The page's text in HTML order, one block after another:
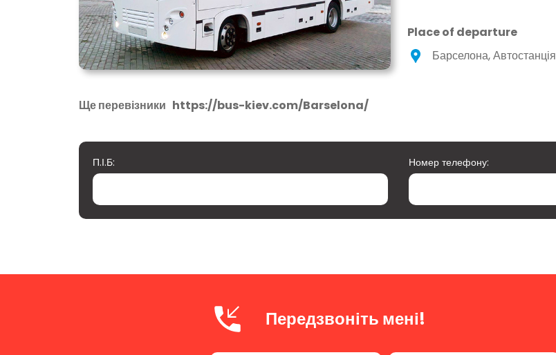
Place of departure
Барселона, Автостанція
Ще перевізники https://bus-kiev.com/Barselona/
П.І.Б: Номер телефону:
Передзвоніть мені!